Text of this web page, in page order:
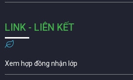
LINK - LIÊN KẾT
Xem hợp đồng nhận lớp